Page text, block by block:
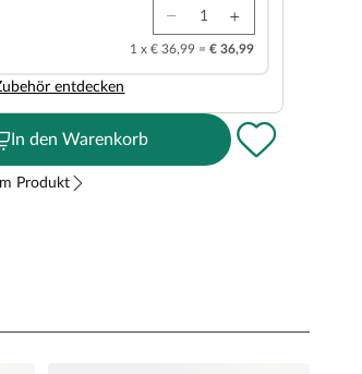
1 x € 36,99 = € 36,99
entdecken
In den Warenkorb
Produkt